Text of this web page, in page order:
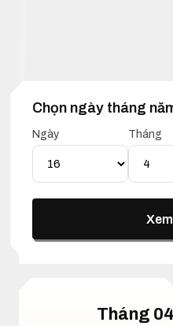
Chọn ngày tháng
Ngày Tháng
1. Xem ngày tốt xấu
Lịch Vạn
Lịch dương
Tháng